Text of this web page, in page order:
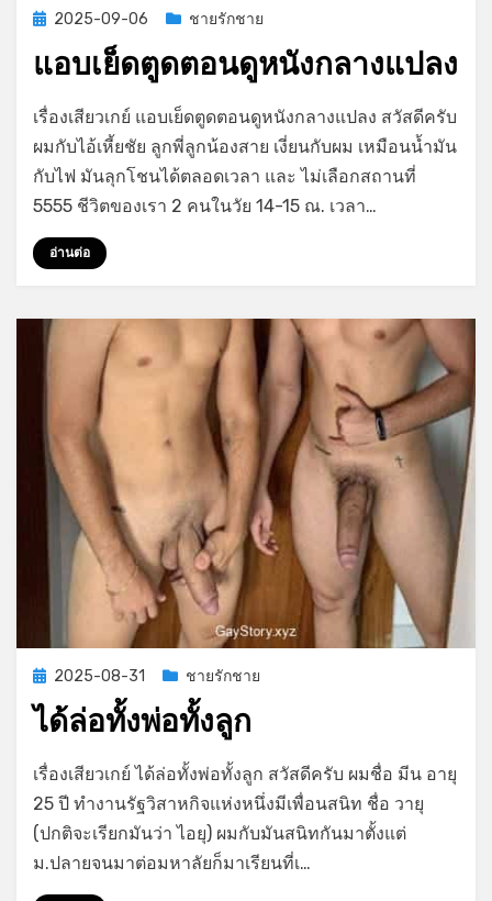
Posted
2025-09-06 ชายรักชาย
แอบเย็ดตูดตอนดูหนังกลางแปลง
GayStory
Leave a comment
แอบ
เย็ด
ตูด
ตอน
เรื่องเสียวเกย์ แอบเย็ดตูดตอนดูหนังกลางแปลง สวัสดีครับ
ผมกับไอ้เหี้ยชัย ลูกพี่ลูกน้องสาย เงี่ยนกับผม เหมือนน้ำมัน
กับไฟ มันลุกโชนได้ตลอดเวลา และ ไม่เลือกสถานที่
5555 ชีวิตของเรา 2 คนในวัย 14-15 ณ. เวลา…
อ่านต่อ
Posted
on
2025-08-31 ชายรักชาย
ได้ล่อทั้งพ่อทั้งลูก
GayStory
Leave a commenton
ล่อ
ทั้ง
พ่อ
เรื่องเสียวเกย์ ได้ล่อทั้งพ่อทั้งลูก สวัสดีครับ ผมชื่อ มีน อายุ
25 ปี ทำงานรัฐวิสาหกิจแห่งหนึ่งมีเพื่อนสนิท ชื่อ วายุ
(ปกติจะเรียกมันว่า ไอยุ) ผมกับมันสนิทกันมาตั้งแต่
ม.ปลายจนมาต่อมหาลัยก็มาเรียนที่เ…